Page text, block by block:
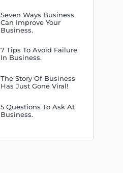
Seven Ways Business
Can Improve Your
Business.
7 Tips To Avoid Failure
In Business.
The Story Of Business
Has Just Gone Viral!
5 Questions To Ask At
Business.